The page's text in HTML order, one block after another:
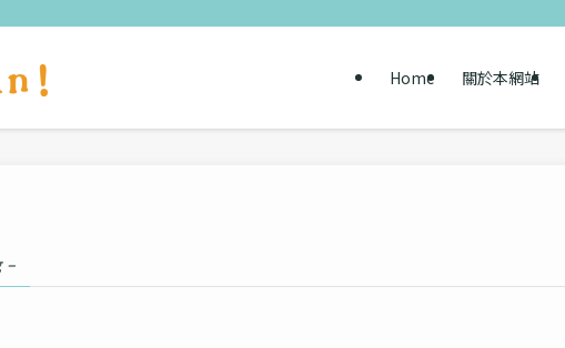
Home 關於本網站
–